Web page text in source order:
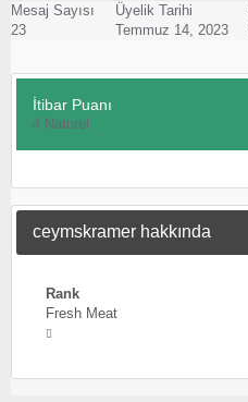
Mesaj Sayısı
23
Üyelik Tarihi
Temmuz 14, 2023
İtibar Puanı
4 Naturel
ceymskramer hakkında
Rank
Fresh Meat